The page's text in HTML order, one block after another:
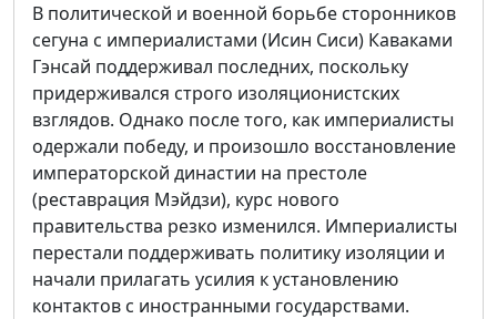
В политической и военной борьбе сторонников
сегуна с империалистами (Исин Сиси) Каваками
Гэнсай поддерживал последних, поскольку
придерживался строго изоляционистских
взглядов. Однако после того, как империалисты
одержали победу, и произошло восстановление
императорской династии на престоле
(реставрация Мэйдзи), курс нового
правительства резко изменился. Империалисты
перестали поддерживать политику изоляции и
начали прилагать усилия к установлению
контактов с иностранными государствами.